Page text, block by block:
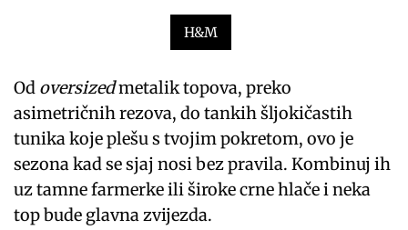
H&M
Od oversizedmetalik topova, preko
asimetričnih rezova, do tankih šljokičastih
tunika koje plešu s tvojim pokretom, ovo je
sezona kad se sjaj nosi bez pravila. Kombinuj ih
uz tamne farmerke ili široke crne hlače i neka
top bude glavna zvijezda.